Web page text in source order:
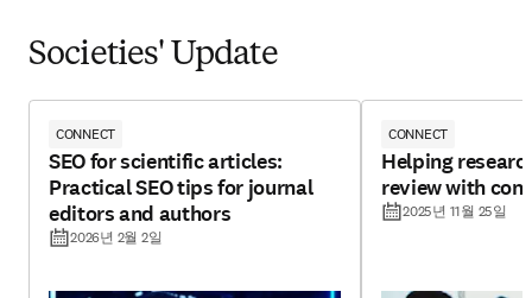
Societies' Update
CONNECT
SEO for scientific articles:
Practical SEO tips for journal
editors and authors
2026년 2월 2일
CONNECT
Helping
review with
2025년 11월 25일